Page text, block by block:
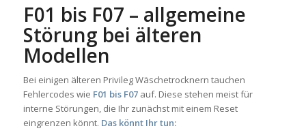
F01 bis F07 – allgemeine
Störung bei älteren
Modellen
Bei einigen älteren Privileg Wäschetrocknern tauchen
Fehlercodes wie F01 bis F07auf. Diese stehen meist für
interne Störungen, die Ihr zunächst mit einem Reset
eingrenzen könnt. Das könnt Ihr tun: